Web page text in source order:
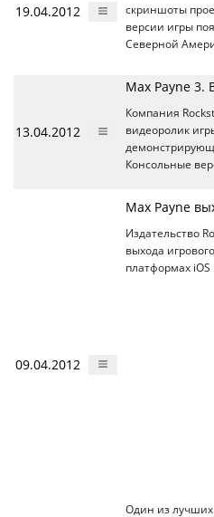
19.04.2012
скриншоты
версии игры
Северной
13.04.2012
Max Payne 3.
Компания
видеоролик
Консольные
09.04.2012
Max Payne
Издательство
выхода
платформах
Один из